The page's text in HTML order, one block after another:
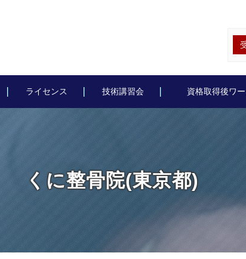
ライセンス 技術講習会 資格取得後ワー
くに整骨院(東京都)